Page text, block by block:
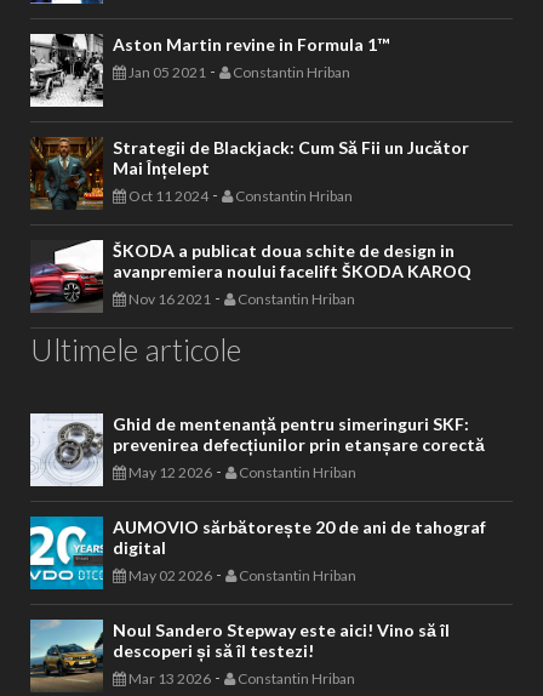
Aston Martin revine in Formula 1™
Jan 05 2021 - Constantin Hriban
Strategii de Blackjack: Cum Să Fii un Jucător
Mai Înțelept
Oct 11 2024- Constantin Hriban
ŠKODA a publicat doua schite de design in
avanpremiera noului facelift ŠKODA KAROQ
Nov 16 2021 - Constantin Hriban
Ultimele articole
Ghid de mentenanță pentru simeringuri SKF:
prevenirea defecțiunilor prin etanșare corectă
May 12 2026 - Constantin Hriban
AUMOVIO sărbătorește 20 de ani de tahograf
digital
May 02 2026 - Constantin Hriban
Noul Sandero Stepway este aici! Vino să îl
descoperi și să îl testezi!
Mar 13 2026 - Constantin Hriban